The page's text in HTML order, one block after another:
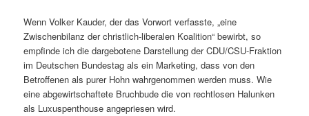
Wenn Volker Kauder, der das Vorwort verfasste, „eine
Zwischenbilanz der christlich-liberalen Koalition“ bewirbt, so
empfinde ich die dargebotene Darstellung der CDU/CSU-Fraktion
im Deutschen Bundestag als ein Marketing, dass von den
Betroffenen als purer Hohn wahrgenommen werden muss. Wie
eine abgewirtschaftete Bruchbude die von rechtlosen Halunken
als Luxuspenthouse angepriesen wird.